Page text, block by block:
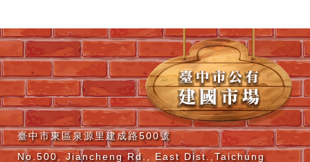
臺中市東區泉源里建成路500號
No.500, Jiancheng Rd., East Dist.,Taichung